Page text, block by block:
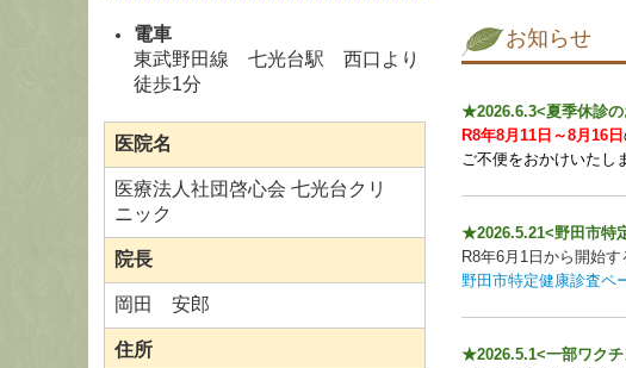
電車
東武野田線 七光台駅 西口より
徒歩1分
医院名
医療法人社団啓心会 七光台クリ
ニック
院長
岡田 安郎
住所
お知らせ
★2026.6.3<夏季休診
R8年8月11日～8月16日
ご不便をおかけいたし
★2026.5.21<野田市特
R8年6月1日から開始
野田市特定健康診査ペ
★2026.5.1<一部ワクチ